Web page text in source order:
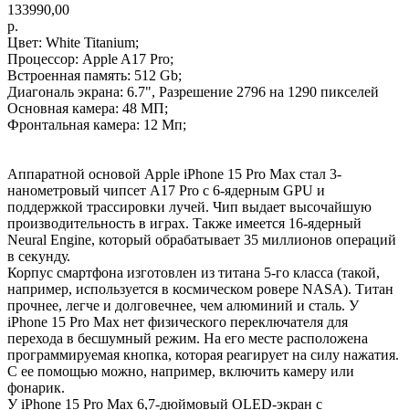
133990,00
р.
Цвет: White Titanium;
Процессор: Apple A17 Pro;
Встроенная память: 512 Gb;
Диагональ экрана: 6.7", Разрешение 2796 на 1290 пикселей
Основная камера: 48 МП;
Фронтальная камера: 12 Мп;
Аппаратной основой Apple iPhone 15 Pro Max стал 3-
нанометровый чипсет A17 Pro с 6-ядерным GPU и
поддержкой трассировки лучей. Чип выдает высочайшую
производительность в играх. Также имеется 16-ядерный
Neural Engine, который обрабатывает 35 миллионов операций
в секунду.
Корпус смартфона изготовлен из титана 5-го класса (такой,
например, используется в космическом ровере NASA). Титан
прочнее, легче и долговечнее, чем алюминий и сталь. У
iPhone 15 Pro Max нет физического переключателя для
перехода в бесшумный режим. На его месте расположена
программируемая кнопка, которая реагирует на силу нажатия.
С ее помощью можно, например, включить камеру или
фонарик.
У iPhone 15 Pro Max 6,7-дюймовый OLED-экран с